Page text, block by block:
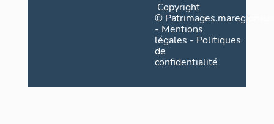
Copyright
©
- Mentions
légales - Politiques
de
confidentialité